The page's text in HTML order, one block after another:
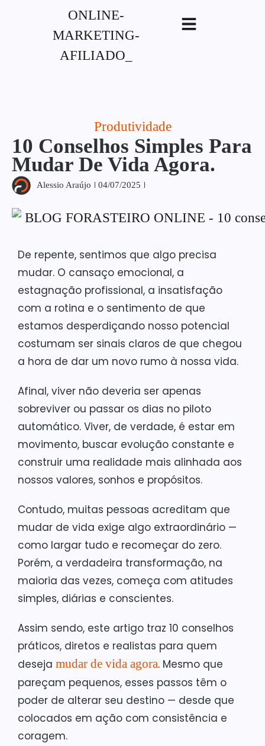
G-XVBZZCFH00pub-
5970489886047746AW-17954400846.
Produtividade
10 Conselhos Simples Para
Mudar De Vida Agora.
Alessio Araújo 04/07/2025
De repente, sentimos que algo precisa
mudar. O cansaço emocional, a
estagnação profissional, a insatisfação
com a rotina e o sentimento de que
estamos desperdiçando nosso potencial
costumam ser sinais claros de que chegou
a hora de dar um novo rumo à nossa vida.
Afinal, viver não deveria ser apenas
sobreviver ou passar os dias no piloto
automático. Viver, de verdade, é estar em
movimento, buscar evolução constante e
construir uma realidade mais alinhada aos
nossos valores, sonhos e propósitos.
Contudo, muitas pessoas acreditam que
mudar de vida exige algo extraordinário —
como largar tudo e recomeçar do zero.
Porém, a verdadeira transformação, na
maioria das vezes, começa com atitudes
simples, diárias e conscientes.
Assim sendo, este artigo traz 10 conselhos
práticos, diretos e realistas para quem
deseja mudar de vida agora. Mesmo que
pareçam pequenos, esses passos têm o
poder de alterar seu destino — desde que
colocados em ação com consistência e
coragem.